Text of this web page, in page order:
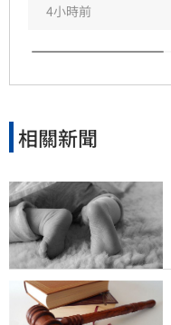
4小時前
相關新聞